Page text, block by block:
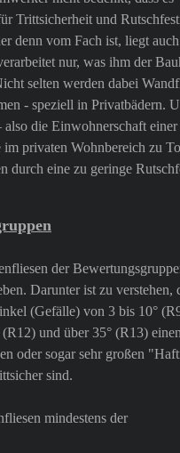
Trittsicherheit und
denn vom Fach ist, liegt
nur, was ihm der
selten werden dabei
- speziell in Privatbädern.
die Einwohnerschaft einer
privaten Wohnbereich zu
durch eine zu geringe
der
Darunter ist zu verstehen,
(Gefälle) von 3 bis 10°
und über 35° (R13)
oder sogar sehr großen
sind.
mindestens der